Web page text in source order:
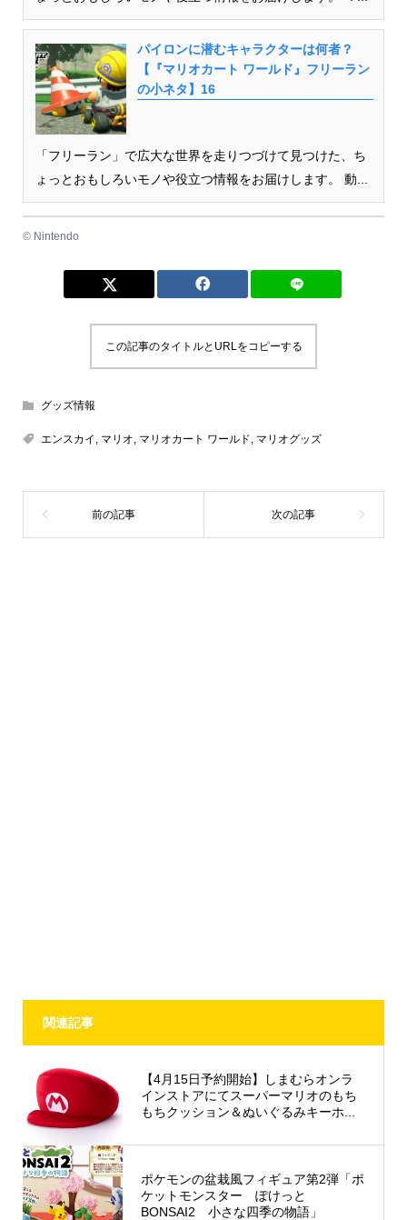
パイロンに潜むキャラクターは何者？
【『マリオカート ワールド』フリーラン
の小ネタ】16
「フリーラン」で広大な世界を走りつづけて見つけた、ち
ょっとおもしろいモノや役立つ情報をお届けします。 動...
© Nintendo
この記事のタイトルとURLをコピーする
グッズ情報
エンスカイ マリオ マリオカート ワールド マリオグッズ
関連記事
【4月15日予約開始】しまむらオンラ
インストアにてスーパーマリオのもち
もちクッション＆ぬいぐるみキーホ...
ポケモンの盆栽風フィギュア第2弾「ポ
ケットモンスター ぽけっと
BONSAI2 小さな四季の物語」